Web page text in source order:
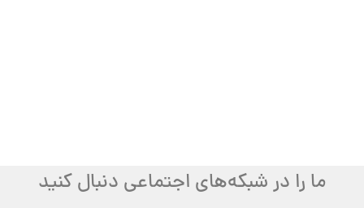
ما را در شبکه‌های اجتماعی دنبال کنید